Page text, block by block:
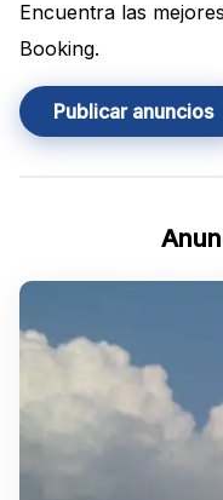
Encuentra las
Booking.
Publicar anuncios